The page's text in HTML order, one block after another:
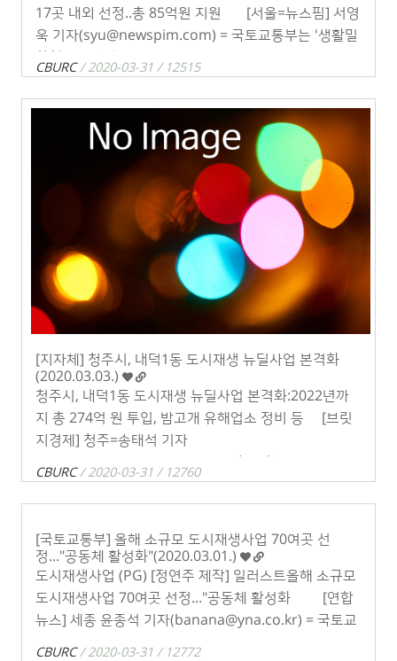
17곳 내외 선정..총 85억원 지원 [서울=뉴스핌] 서영
욱 기자(syu@newspim.com) = 국토교통부는 '생활밀
CBURC/ 2020-03-31 / 12515
[지자체] 청주시, 내덕1동 도시재생 뉴딜사업 본격화
(2020.03.03.)
​​청주시, 내덕1동 도시재생 뉴딜사업 본격화:2022년까
지 총 274억 원 투입, 밤고개 유해업소 정비 등 [브릿
지경제] 청주=송태석 기자
.
CBURC/ 2020-03-31 / 12760
[국토교통부] 올해 소규모 도시재생사업 70여곳 선
정..."공동체 활성화"(2020.03.01.)
도시재생사업 (PG) [정연주 제작] 일러스트올해 소규모
도시재생사업 70여곳 선정..."공동체 활성화 [연합
뉴스] 세종 윤종석 기자(banana@yna.co.kr) = 국토교
CBURC/ 2020-03-31 / 12772